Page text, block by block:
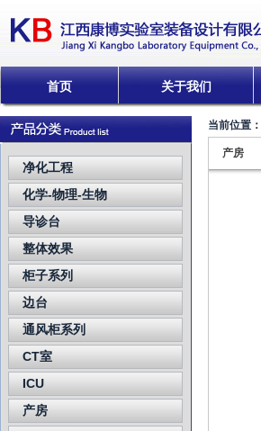
首页 关于我们
净化工程
化学-物理-生物
导诊台
整体效果
柜子系列
边台
通风柜系列
CT室
ICU
产房
当前位置：
产房